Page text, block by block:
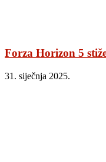
Forza Horizon 5
31. siječnja 2025.